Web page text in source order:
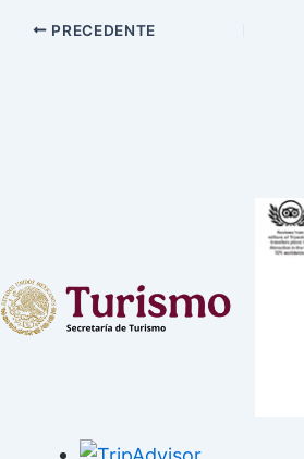
PRECEDENTE